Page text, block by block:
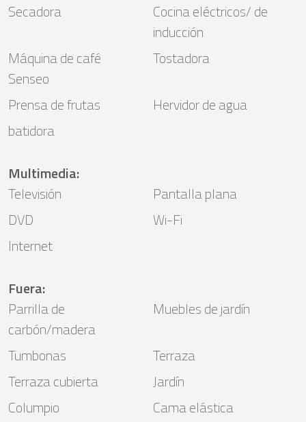
Secadora
Cocina eléctricos/ de
inducción
Máquina de café
Senseo
Tostadora
Prensa de frutas
Hervidor de agua
batidora
Multimedia:
Televisión
Pantalla plana
DVD
Wi-Fi
Internet
Fuera:
Parrilla de
carbón/madera
Muebles de jardín
Tumbonas
Terraza
Terraza cubierta
Jardín
Columpio
Cama elástica